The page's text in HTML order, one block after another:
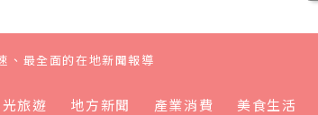
、最全面的在地新聞報導
旅遊 地方新聞 產業消費 美食生活